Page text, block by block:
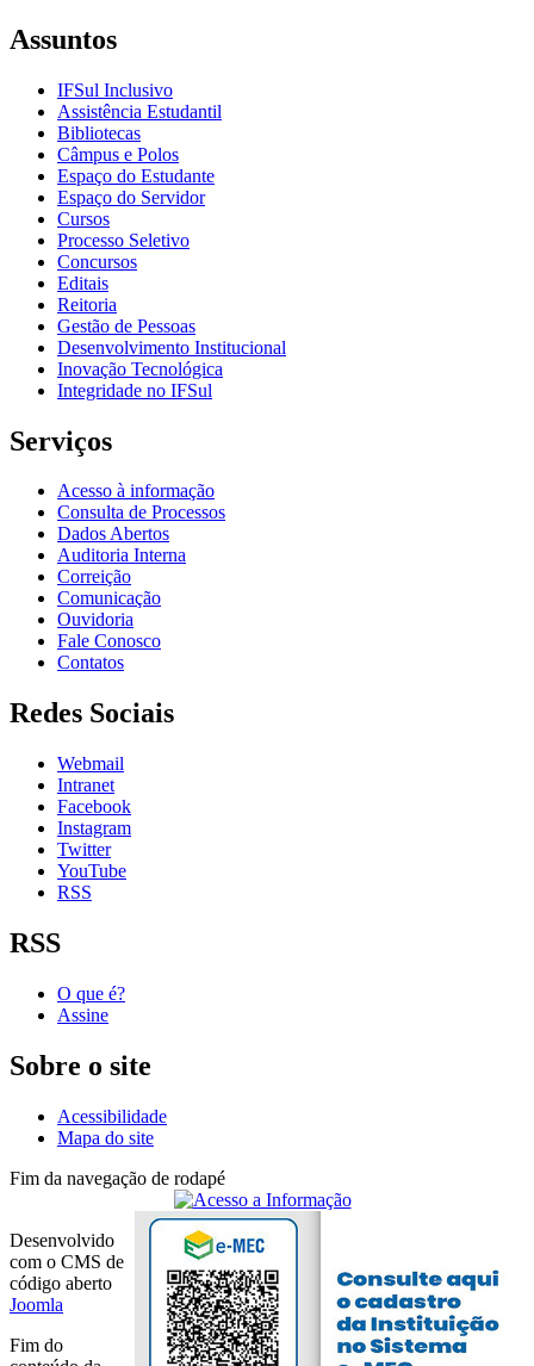
Assuntos
IFSul Inclusivo
Assistência Estudantil
Bibliotecas
Câmpus e Polos
Espaço do Estudante
Espaço do Servidor
Cursos
Processo Seletivo
Concursos
Editais
Reitoria
Gestão de Pessoas
Desenvolvimento Institucional
Inovação Tecnológica
Integridade no IFSul
Serviços
Acesso à informação
Consulta de Processos
Dados Abertos
Auditoria Interna
Correição
Comunicação
Ouvidoria
Fale Conosco
Contatos
Redes Sociais
Webmail
Intranet
Facebook
Instagram
Twitter
YouTube
RSS
RSS
O que é?
Assine
Sobre o site
Acessibilidade
Mapa do site
Fim da navegação de rodapé
Desenvolvido
com o CMS de
código aberto
Joomla
Fim do